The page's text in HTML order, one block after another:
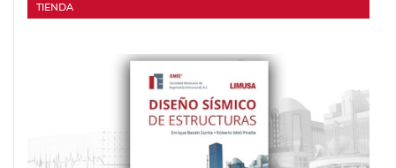
TIENDA